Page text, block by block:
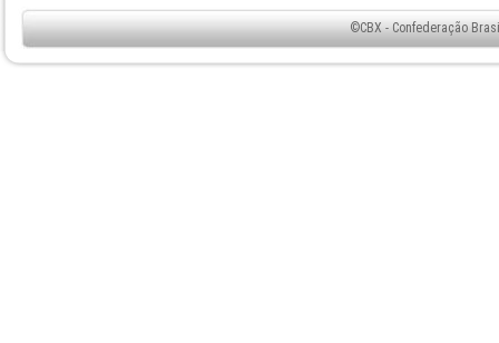
©CBX - Confederação